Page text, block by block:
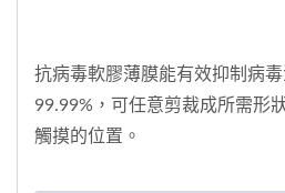
抗病毒軟膠薄膜能有效抑制病
99.99%，可任意剪裁成所需形
觸摸的位置。